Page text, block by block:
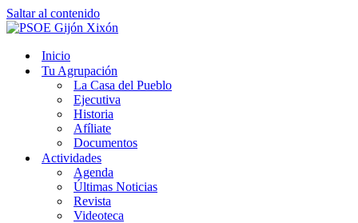
Saltar al contenido
Inicio
Tu Agrupación
La Casa del Pueblo
Ejecutiva
Historia
Afíliate
Documentos
Actividades
Agenda
Últimas Noticias
Revista
Videoteca